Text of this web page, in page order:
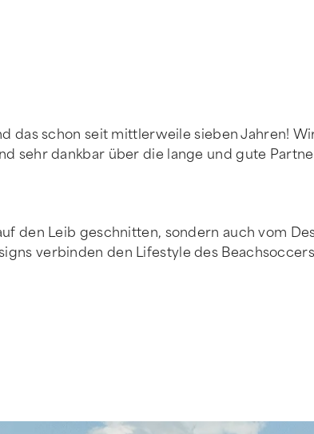
das schon seit mittlerweile sieben Jahren!
sehr dankbar über die lange und gute
den Leib geschnitten, sondern auch vom
verbinden den Lifestyle des